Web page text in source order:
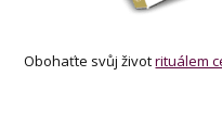
Obohaťte svůj životrituálem